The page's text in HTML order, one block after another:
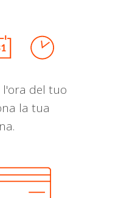
l'ora del tuo
la tua